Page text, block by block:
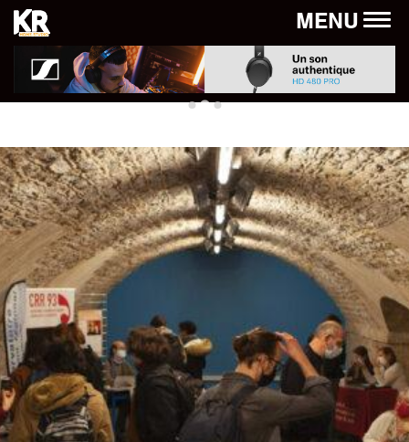
MENU
Panneau de gestion des cookies